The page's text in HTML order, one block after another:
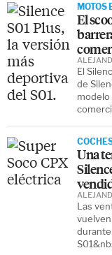
MOTOS
El
El
de
modelo
Una
Las